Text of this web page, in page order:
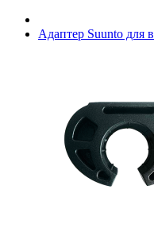
Адаптер Suunto для